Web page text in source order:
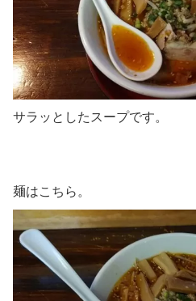
サラッとしたスープです。
麺はこちら。